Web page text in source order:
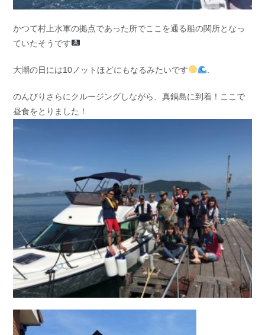
かつて村上水軍の拠点であった所でここを通る船の関所となっ
ていたそうです
大潮の日には10ノットほどにもなるみたいです
のんびりさらにクルージングしながら、真鍋島に到着！ここで
昼食をとりました！